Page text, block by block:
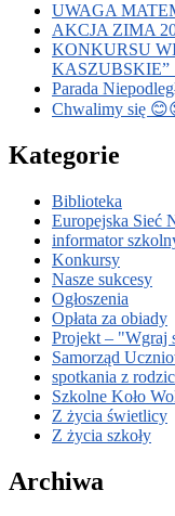
UWAGA
AKCJA ZIMA
KONKURSU
KASZUBSKIE”
Parada
Chwalimy się
Kategorie
Biblioteka
Europejska Sieć
informator
Konkursy
Nasze sukcesy
Ogłoszenia
Opłata za obiady
Projekt – "Wgraj
Samorząd
spotkania z
Szkolne Koło
Z życia świetlicy
Z życia szkoły
Archiwa